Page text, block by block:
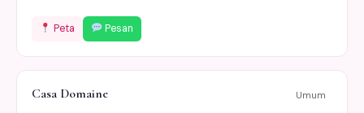
Peta Pesan
Casa Domaine Umum